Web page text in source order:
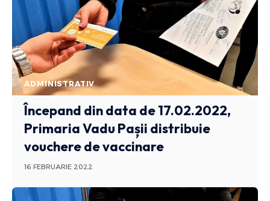
ADMINISTRATIV
Începand din data de 17.02.2022,
Primaria Vadu Pașii distribuie
vouchere de vaccinare
16 FEBRUARIE 2022